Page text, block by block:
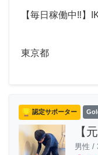
【毎日稼働中‼︎】
東京都
認定サポーター
【
男性 /